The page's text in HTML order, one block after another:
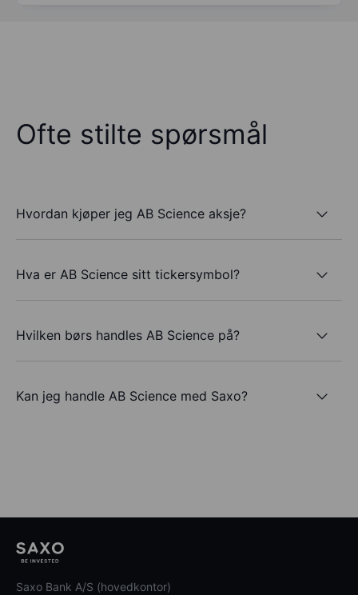
Ofte stilte spørsmål
Hvordan kjøper jeg AB Science aksje?
Hva er AB Science sitt tickersymbol?
Hvilken børs handles AB Science på?
Kan jeg handle AB Science med Saxo?
Saxo Bank A/S (hovedkontor)